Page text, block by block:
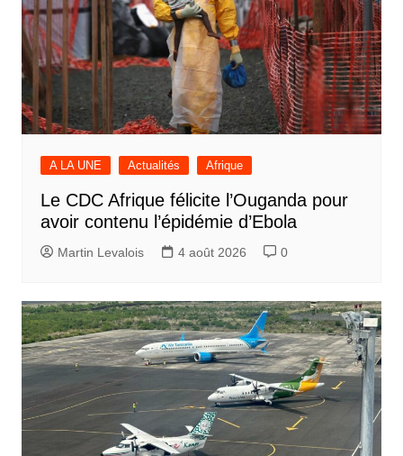
A LA UNE Actualités Afrique
Le CDC Afrique félicite l’Ouganda pour
avoir contenu l’épidémie d’Ebola
Martin Levalois 4 août 2026 0